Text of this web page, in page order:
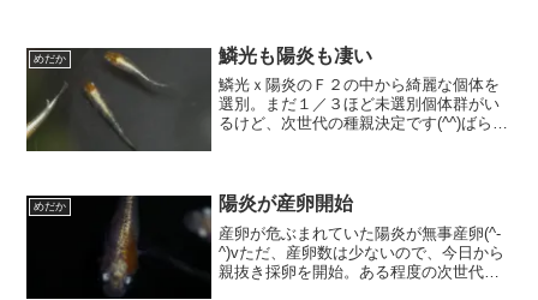
めだか 鱗光も陽炎も凄い
鱗光ｘ陽炎のＦ２の中から綺麗な個体を
選別。まだ１／３ほど未選別個体群がい
るけど、次世代の種親決定です(^^)ばらけ
掛け戻しなどせずと...
めだか 陽炎が産卵開始
産卵が危ぶまれていた陽炎が無事産卵(^-
^)vただ、産卵数は少ないので、今日から
親抜き採卵を開始。ある程度の次世代が